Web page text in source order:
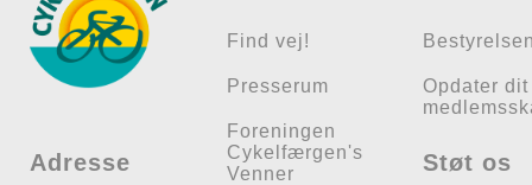
Adresse
Find vej!
Presserum
Foreningen
Cykelfærgen's
Venner
Opdater dit
Støt os